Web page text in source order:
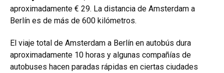
aproximadamente € 29. La distancia de Amsterdam a
Berlín es de más de 600 kilómetros.
El viaje total de Amsterdam a Berlín en autobús dura
aproximadamente 10 horas y algunas compañías de
autobuses hacen paradas rápidas en ciertas ciudades